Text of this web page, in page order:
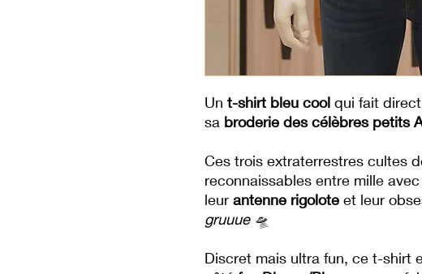
Un t-shirt bleu cool qui fait
sa broderie des célèbres petits
Ces trois extraterrestres cultes
reconnaissables entre mille
leur antenne rigolote et leur
gruuue 🛸
Discret mais ultra fun, ce t-shirt